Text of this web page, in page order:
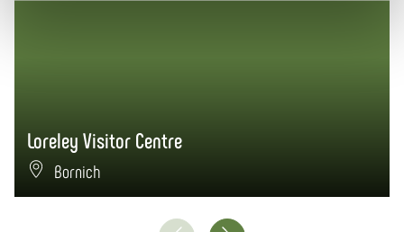
Loreley Visitor Centre
Bornich